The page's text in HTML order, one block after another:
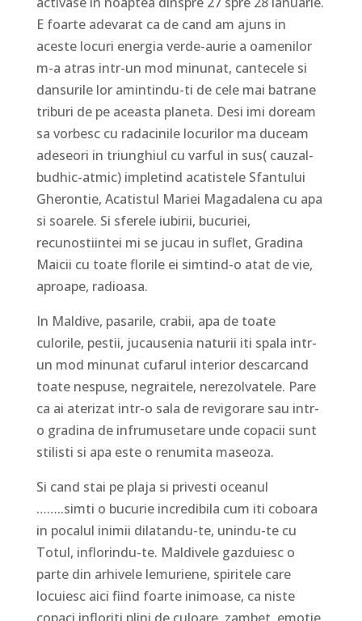
E foarte adevarat ca de cand am ajuns in
aceste locuri energia verde-aurie a oamenilor
m-a atras intr-un mod minunat, cantecele si
dansurile lor amintindu-ti de cele mai batrane
triburi de pe aceasta planeta. Desi imi doream
sa vorbesc cu radacinile locurilor ma duceam
adeseori in triunghiul cu varful in sus( cauzal-
budhic-atmic) impletind acatistele Sfantului
Gherontie, Acatistul Mariei Magadalena cu apa
si soarele. Si sferele iubirii, bucuriei,
recunostiintei mi se jucau in suflet, Gradina
Maicii cu toate florile ei simtind-o atat de vie,
aproape, radioasa.
In Maldive, pasarile, crabii, apa de toate
culorile, pestii, jucausenia naturii iti spala intr-
un mod minunat cufarul interior descarcand
toate nespuse, negraitele, nerezolvatele. Pare
ca ai aterizat intr-o sala de revigorare sau intr-
o gradina de infrumusetare unde copacii sunt
stilisti si apa este o renumita maseoza.
Si cand stai pe plaja si privesti oceanul
……..simti o bucurie incredibila cum iti coboara
in pocalul inimii dilatandu-te, unindu-te cu
Totul, inflorindu-te. Maldivele gazduiesc o
parte din arhivele lemuriene, spiritele care
locuiesc aici fiind foarte inimoase, ca niste